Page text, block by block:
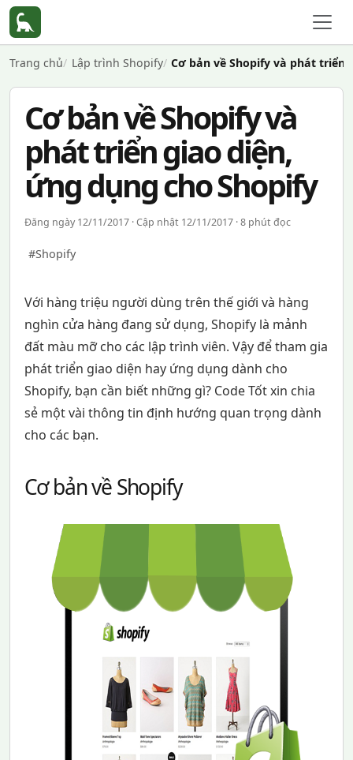
Trang chủ Lập trình Shopify Cơ bản về Shopify và phát triển
Cơ bản về Shopify và
phát triển giao diện,
ứng dụng cho Shopify
Đăng ngày 12/11/2017 · Cập nhật 12/11/2017 · 8 phút đọc
#Shopify
Với hàng triệu người dùng trên thế giới và hàng
nghìn cửa hàng đang sử dụng, Shopify là mảnh
đất màu mỡ cho các lập trình viên. Vậy để tham gia
phát triển giao diện hay ứng dụng dành cho
Shopify, bạn cần biết những gì? Code Tốt xin chia
sẻ một vài thông tin định hướng quan trọng dành
cho các bạn.
Cơ bản về Shopify